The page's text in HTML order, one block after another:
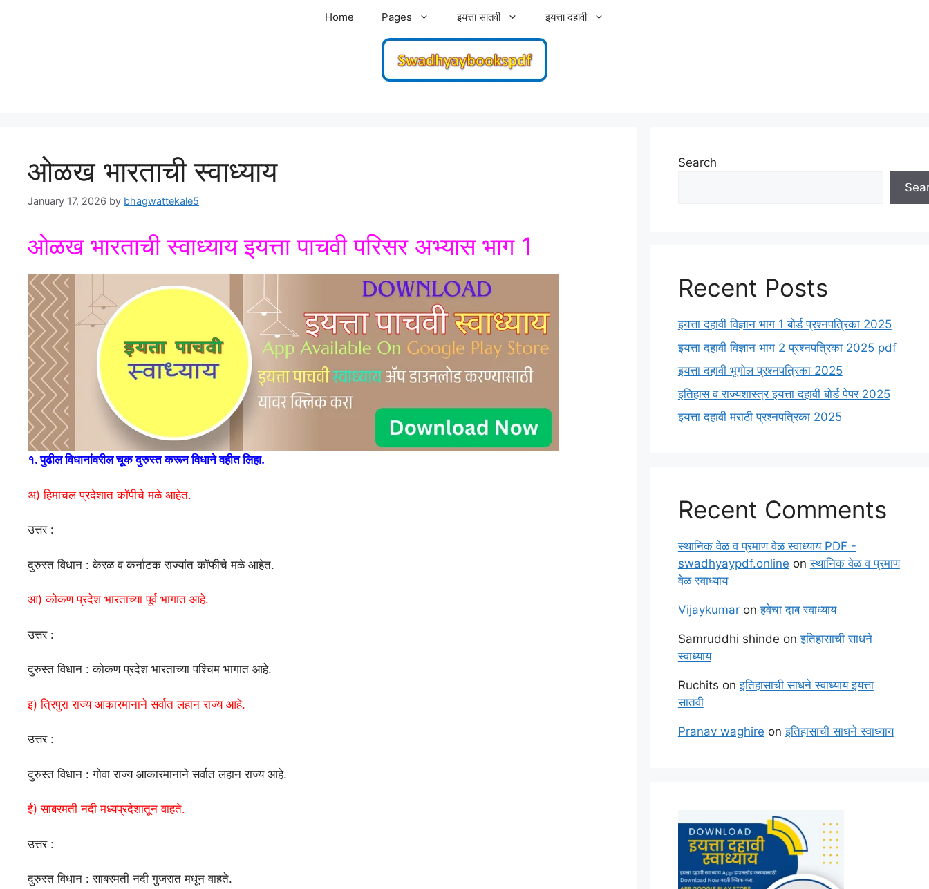
Home Pages इयत्ता सातवी इयत्ता दहावी
ओळख भारताची स्वाध्याय
January 17, 2026 by bhagwattekale5
ओळख भारताची स्वाध्याय इयत्ता पाचवी परिसर अभ्यास भाग 1
१. पुढील विधानांवरील चूक दुरुस्त करून विधाने वहीत लिहा.
अ) हिमाचल प्रदेशात कॉपीचे मळे आहेत.
उत्तर :
दुरुस्त विधान : केरळ व कर्नाटक राज्यांत कॉफीचे मळे आहेत.
आ) कोकण प्रदेश भारताच्या पूर्व भागात आहे.
उत्तर :
दुरुस्त विधान : कोकण प्रदेश भारताच्या पश्चिम भागात आहे.
इ) त्रिपुरा राज्य आकारमानाने सर्वात लहान राज्य आहे.
उत्तर :
दुरुस्त विधान : गोवा राज्य आकारमानाने सर्वात लहान राज्य आहे.
ई) साबरमती नदी मध्यप्रदेशातून वाहते.
उत्तर :
दुरुस्त विधान : साबरमती नदी गुजरात मधून वाहते.
Search
Recent Posts
इयत्ता दहावी विज्ञान भाग 1 बोर्ड प्रश्नपत्रिका 2025
इयत्ता दहावी विज्ञान भाग 2 प्रश्नपत्रिका 2025 pdf
इयत्ता दहावी भूगोल प्रश्नपत्रिका 2025
इतिहास व राज्यशास्त्र इयत्ता दहावी बोर्ड पेपर 2025
इयत्ता दहावी मराठी प्रश्नपत्रिका 2025
Recent Comments
स्थानिक वेळ व प्रमाण वेळ स्वाध्याय PDF -
swadhyaypdf.online onस्थानिक वेळ व प्रमाण
वेळ स्वाध्याय
Vijaykumaronहवेचा दाब स्वाध्याय
Samruddhi shinde onइतिहासाची साधने
स्वाध्याय
Ruchits onइतिहासाची साधने स्वाध्याय इयत्ता
सातवी
Pranav waghire onइतिहासाची साधने स्वाध्याय